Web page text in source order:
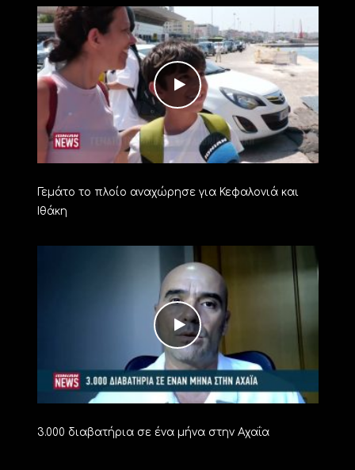
Γεμάτο το πλοίο αναχώρησε για Κεφαλονιά και
Ιθάκη
3.000 διαβατήρια σε ένα μήνα στην Αχαΐα